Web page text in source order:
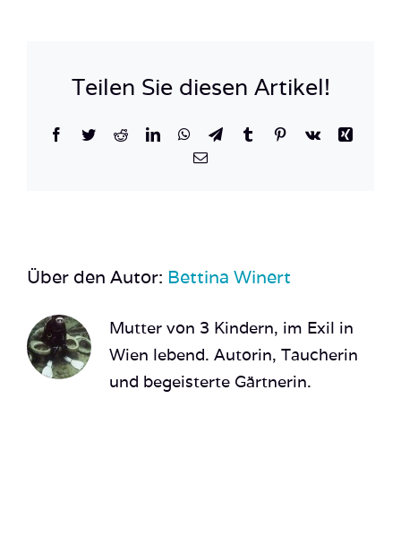
Teilen Sie diesen Artikel!
Facebook
TwitterRedditLinkedInWhatsApp
TelegramTumblrPinterest
Vk
Xing
E-
Über den Autor: Bettina Winert
Mutter von 3 Kindern, im Exil in
Wien lebend. Autorin, Taucherin
und begeisterte Gärtnerin.